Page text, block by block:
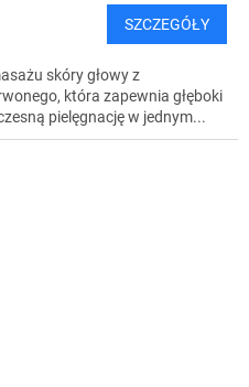
SZCZEGÓŁY
skóry głowy z
która zapewnia głęboki
pielęgnację w jednym...